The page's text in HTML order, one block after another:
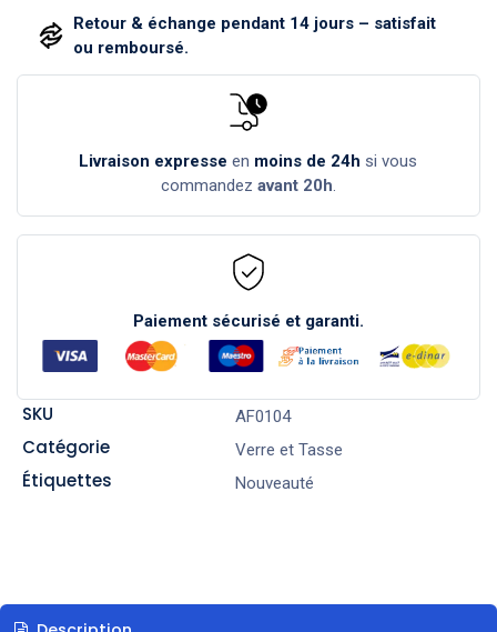
Retour & échange pendant 14 jours – satisfait
ou remboursé.
Livraison expresse en moins de 24h si vous
commandez avant 20h.
Paiement sécurisé et garanti.
SKU AF0104
Catégorie Verre et Tasse
Étiquettes Nouveauté